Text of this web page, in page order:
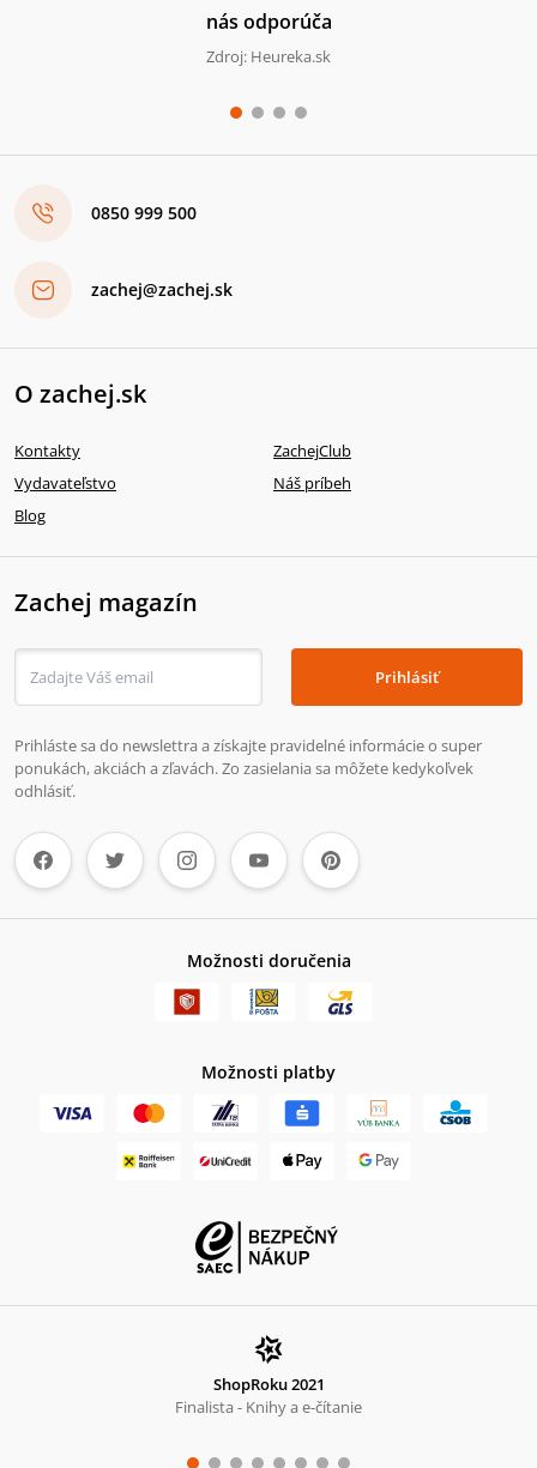
nás odporúča
Zdroj: Heureka.sk
0850 999 500
zachej@zachej.sk
O zachej.sk
Kontakty
ZachejClub
Vydavateľstvo
Náš príbeh
Blog
Zachej magazín
Prihlásiť
Prihláste sa do newslettra a získajte pravidelné informácie o super
ponukách, akciách a zľavách. Zo zasielania sa môžete kedykoľvek
odhlásiť.
Možnosti doručenia
Možnosti platby
ShopRoku 2021
Finalista - Knihy a e-čítanie